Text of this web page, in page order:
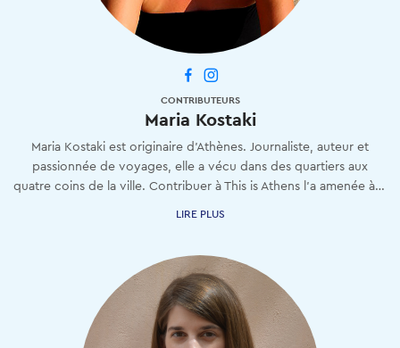
CONTRIBUTEURS
Maria Kostaki
Maria Kostaki est originaire d'Athènes. Journaliste, auteur et
passionnée de voyages, elle a vécu dans des quartiers aux
quatre coins de la ville. Contribuer à This is Athens l'a amenée à voir Athènes sous un tout autre angle - celui d'un visiteur.
LIRE PLUS